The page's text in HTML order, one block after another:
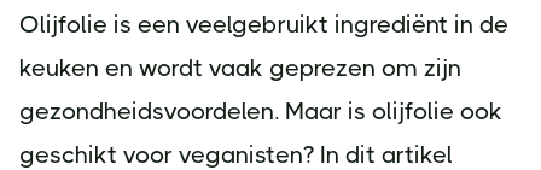
Olijfolie is een veelgebruikt ingrediënt in de
keuken en wordt vaak geprezen om zijn
gezondheidsvoordelen. Maar is olijfolie ook
geschikt voor veganisten? In dit artikel